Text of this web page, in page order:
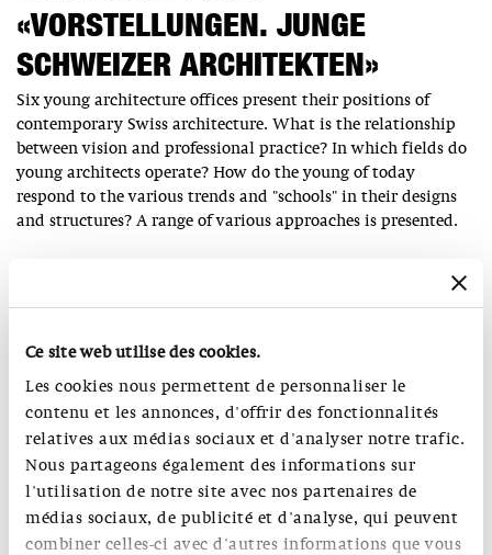
Ce site web utilise des cookies.
Les cookies nous permettent de personnaliser le
contenu et les annonces, d'offrir des fonctionnalités
relatives aux médias sociaux et d'analyser notre trafic.
Nous partageons également des informations sur
l'utilisation de notre site avec nos partenaires de
médias sociaux, de publicité et d'analyse, qui peuvent
combiner celles-ci avec d'autres informations que vous
«VORSTELLUNGEN. JUNGE
SCHWEIZER ARCHITEKTEN»
Six young architecture offices present their positions of
contemporary Swiss architecture. What is the relationship
between vision and professional practice? In which fields do
young architects operate? How do the young of today
respond to the various trends and "schools" in their designs
and structures? A range of various approaches is presented.
Meeting Point: Foyer
sam-basel.org/pay-day-loans-no-checking-account
Language: German
Registration is not necessary.
More information about «Orientations. Young Swiss
Architects» on theexhibition's page.